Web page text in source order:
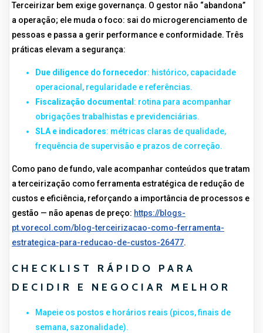
Terceirizar bem exige governança. O gestor não “abandona”
a operação; ele muda o foco: sai do microgerenciamento de
pessoas e passa a gerir performance e conformidade. Três
práticas elevam a segurança:
Due diligence do fornecedor: histórico, capacidade
operacional, regularidade e referências.
Fiscalização documental : rotina para acompanhar
obrigações trabalhistas e previdenciárias.
SLA e indicadores: métricas claras de qualidade,
frequência de supervisão e prazos de correção.
Como pano de fundo, vale acompanhar conteúdos que tratam
a terceirização como ferramenta estratégica de redução de
custos e eficiência, reforçando a importância de processos e
gestão — não apenas de preço: https://blogs-
pt.vorecol.com/blog-terceirizacao-como-ferramenta-
estrategica-para-reducao-de-custos-26477.
CHECKLIST RÁPIDO PARA
DECIDIR E NEGOCIAR MELHOR
Mapeie os postos e horários reais (picos, finais de
semana, sazonalidade).